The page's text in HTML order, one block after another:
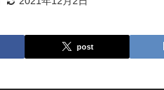
post